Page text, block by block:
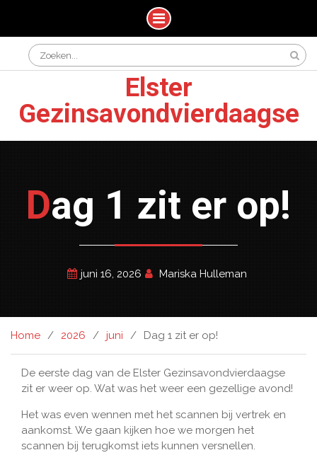
for:
Elster
Gezinsavondvierdaagse
Dag 1 zit er op!
juni 16, 2026 Mariska Hulleman
Home 2026 juni Dag 1 zit er op!
De eerste dag van de Elster Gezinsavondvierdaagse
zit er weer op. Wat was het weer een gezellige avond!
Het was even wennen met het scannen bij vertrek en
aankomst. We gaan kijken hoe we morgen het
scannen bij terugkomst iets kunnen versnellen.